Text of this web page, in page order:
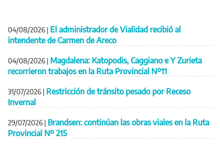
04/08/2026 | El administrador de Vialidad recibió al
intendente de Carmen de Areco
04/08/2026 | Magdalena: Katopodis, Caggiano e Y Zurieta
recorrieron trabajos en la Ruta Provincial Nº11
31/07/2026 | Restricción de tránsito pesado por Receso
Invernal
29/07/2026 | Brandsen: continúan las obras viales en la Ruta
Provincial Nº 215